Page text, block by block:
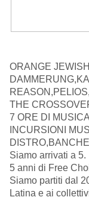
ORANGE
THE
7 ORE DI
INCURSIONI
Siamo arrivati a 5.
5 anni di Free
Siamo partiti dal
Latina e ai